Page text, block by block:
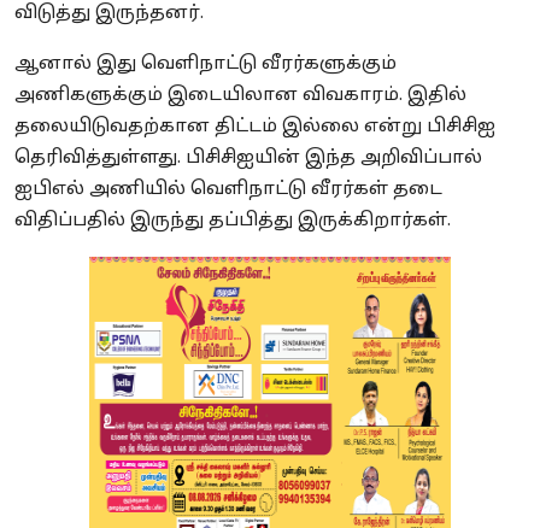
விடுத்து இருந்தனர்.
ஆனால் இது வெளிநாட்டு வீரர்களுக்கும்
அணிகளுக்கும் இடையிலான விவகாரம். இதில்
தலையிடுவதற்கான திட்டம் இல்லை என்று பிசிசிஐ
தெரிவித்துள்ளது. பிசிசிஐயின் இந்த அறிவிப்பால்
ஐபிஎல் அணியில் வெளிநாட்டு வீரர்கள் தடை
விதிப்பதில் இருந்து தப்பித்து இருக்கிறார்கள்.